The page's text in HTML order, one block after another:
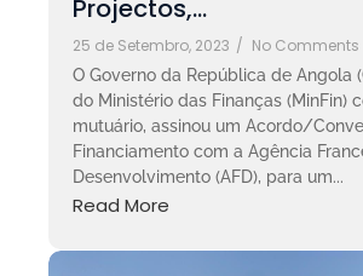
Projectos,…
25 de Setembro, 2023 / No Comments
O Governo da República de Angola
do Ministério das Finanças (MinFin)
mutuário, assinou um Acordo/
Financiamento com a Agência
Desenvolvimento (AFD), para um...
Read More